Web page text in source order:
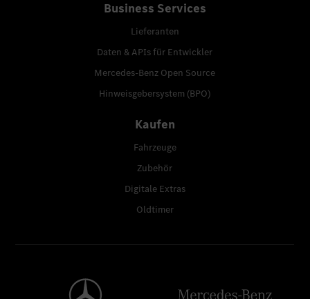
Business Services
Lieferanten
Daten & APIs für Entwickler
Mercedes-Benz Open Source
Hinweisgebersystem (BPO)
Kaufen
Fahrzeuge
Zubehör
Digitale Extras
Oldtimer